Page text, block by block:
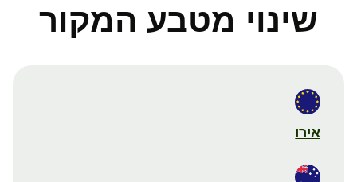
שינוי מטבע המקור
אירו